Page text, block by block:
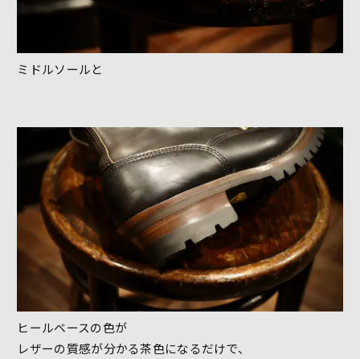
ミドルソールと
ヒールベースの色が
レザーの質感が分かる茶色になるだけで、